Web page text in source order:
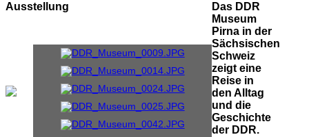
Ausstellung
Das DDR
Museum
Pirna in der
Sächsischen
Schweiz
zeigt eine
Reise in
den Alltag
und die
Geschichte
der DDR.